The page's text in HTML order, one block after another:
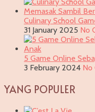
Culinary School
31 January 2025 No
5 Game Online
3 February 2024 No
YANG POPULER